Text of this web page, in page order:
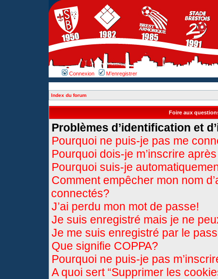
Connexion M’enregistrer
Index du forum
Foire aux
Problèmes d’identification et
Pourquoi ne puis-je pas me
Pourquoi dois-je m’inscrire
Pourquoi suis-je
Comment empêcher mon nom
connectés?
J’ai perdu mon mot de passe!
Je suis enregistré mais je ne
Je me suis enregistré par le
Que signifie COPPA?
Pourquoi ne puis-je pas
A quoi sert “Supprimer les